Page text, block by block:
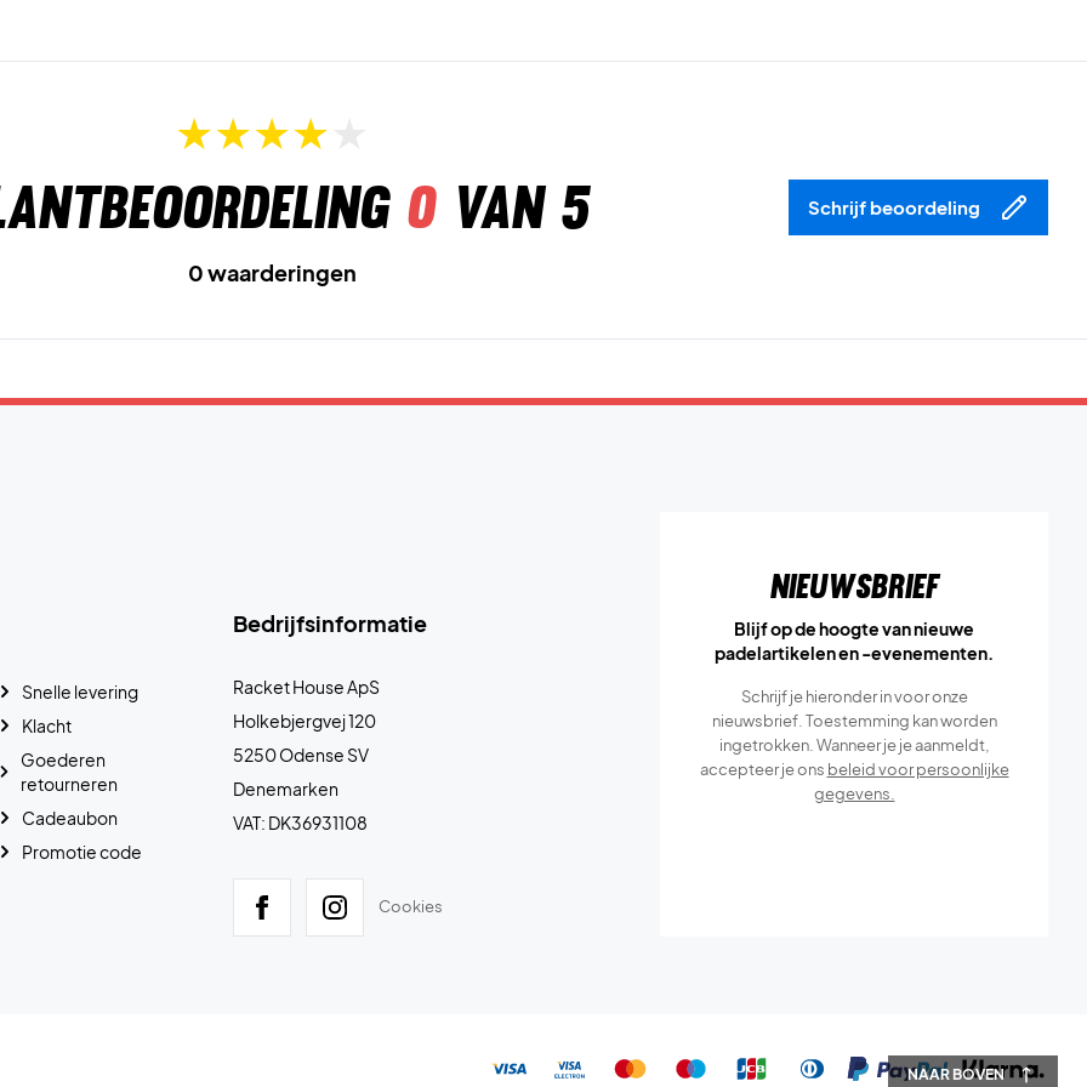
NAAR BOVEN
0van 5 Schrijf beoordeling
0 waarderingen
Bedrijfsinformatie
Racket House ApS
Holkebjergvej 120
5250 Odense SV
Denemarken
VAT: DK36931108
Cookies
Snelle levering
Klacht
Goederen
retourneren
Cadeaubon
Promotie code
Nieuwsbrief
Blijf op de hoogte van nieuwe
padelartikelen en -evenementen.
Schrijf je hieronder in voor onze
nieuwsbrief. Toestemming kan worden
ingetrokken. Wanneer je je aanmeldt,
accepteer je ons beleid voor persoonlijke
gegevens.